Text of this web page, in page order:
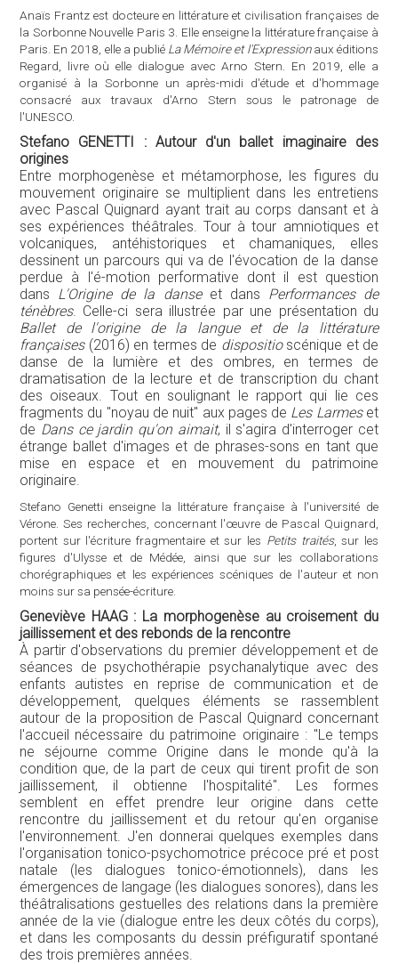
Anaïs Frantz est docteure en littérature et civilisation françaises de
la Sorbonne Nouvelle Paris 3. Elle enseigne la littérature française à
Paris. En 2018, elle a publié La Mémoire et l'Expressionaux éditions
Regard, livre où elle dialogue avec Arno Stern. En 2019, elle a
organisé à la Sorbonne un après-midi d'étude et d'hommage
consacré aux travaux d'Arno Stern sous le patronage de
l'UNESCO.
Stefano GENETTI : Autour d'un ballet imaginaire des
origines
Entre morphogenèse et métamorphose, les figures du
mouvement originaire se multiplient dans les entretiens
avec Pascal Quignard ayant trait au corps dansant et à
ses expériences théâtrales. Tour à tour amniotiques et
volcaniques, antéhistoriques et chamaniques, elles
dessinent un parcours qui va de l'évocation de la danse
perdue à l'é-motion performative dont il est question
dans L'Origine de la danseet dans Performances de
ténèbres. Celle-ci sera illustrée par une présentation du
Ballet de l'origine de la langue et de la littérature
françaises(2016) en termes de dispositioscénique et de
danse de la lumière et des ombres, en termes de
dramatisation de la lecture et de transcription du chant
des oiseaux. Tout en soulignant le rapport qui lie ces
fragments du "noyau de nuit" aux pages de Les Larmeset
de Dans ce jardin qu'on aimait, il s'agira d'interroger cet
étrange ballet d'images et de phrases-sons en tant que
mise en espace et en mouvement du patrimoine
originaire.
Stefano Genetti enseigne la littérature française à l'université de
Vérone. Ses recherches, concernant l'œuvre de Pascal Quignard,
portent sur l'écriture fragmentaire et sur les Petits traités, sur les
figures d'Ulysse et de Médée, ainsi que sur les collaborations
chorégraphiques et les expériences scéniques de l'auteur et non
moins sur sa pensée-écriture.
Geneviève HAAG : La morphogenèse au croisement du
jaillissement et des rebonds de la rencontre
À partir d'observations du premier développement et de
séances de psychothérapie psychanalytique avec des
enfants autistes en reprise de communication et de
développement, quelques éléments se rassemblent
autour de la proposition de Pascal Quignard concernant
l'accueil nécessaire du patrimoine originaire : "Le temps
ne séjourne comme Origine dans le monde qu'à la
condition que, de la part de ceux qui tirent profit de son
jaillissement, il obtienne l'hospitalité". Les formes
semblent en effet prendre leur origine dans cette
rencontre du jaillissement et du retour qu'en organise
l'environnement. J'en donnerai quelques exemples dans
l'organisation tonico-psychomotrice précoce pré et post
natale (les dialogues tonico-émotionnels), dans les
émergences de langage (les dialogues sonores), dans les
théâtralisations gestuelles des relations dans la première
année de la vie (dialogue entre les deux côtés du corps),
et dans les composants du dessin préfiguratif spontané
des trois premières années.